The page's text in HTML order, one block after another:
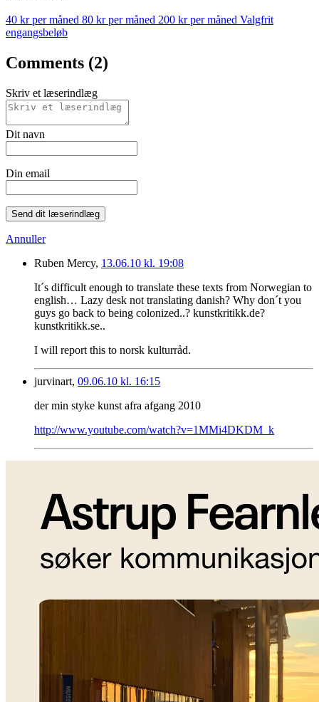
40 kr per måned 80 kr per måned 200 kr per måned Valgfrit
engangsbeløb
Comments (2)
Skriv et læserindlæg
Dit navn
Din email
Send dit læserindlæg
Annuller
Ruben Mercy, 13.06.10 kl. 19:08
It´s difficult enough to translate these texts from Norwegian to
english… Lazy desk not translating danish? Why don´t you
guys go back to being colonized..? kunstkritikk.de?
kunstkritikk.se..
I will report this to norsk kulturråd.
jurvinart, 09.06.10 kl. 16:15
der min styke kunst afra afgang 2010
http://www.youtube.com/watch?v=1MMi4DKDM_k